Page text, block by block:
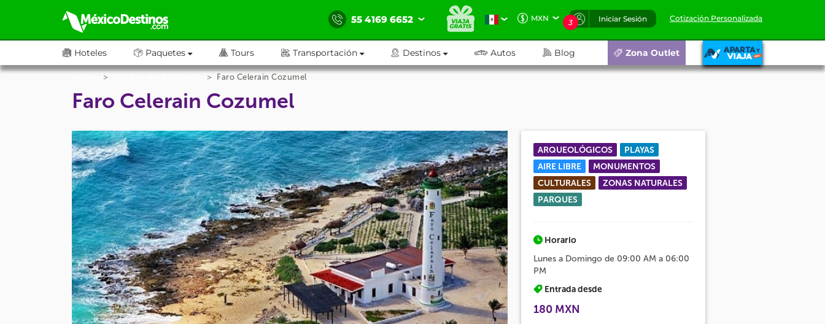
55 4169 6652 MXN 3 Iniciar Sesión Cotización Personalizada
Hoteles Paquetes Tours Transportación Destinos Autos Blog Zona Outlet
Faro Celerain Cozumel
Faro Celerain Cozumel
ARQUEOLÓGICOS
PLAYAS
AIRE LIBRE
MONUMENTOS
CULTURALES
ZONAS NATURALES
PARQUES
Horario
Lunes a Domingo de 09:00 AM a 06:00
PM
Entrada desde
180 MXN